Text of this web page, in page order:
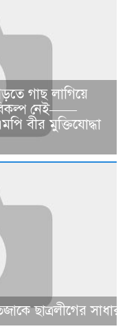
গাছ লাগিয়ে
নেই——
বীর মুক্তিযোদ্ধা
ছাত্রলীগের